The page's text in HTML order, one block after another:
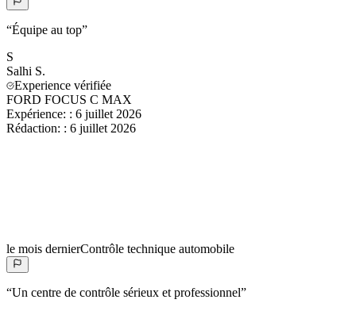
“Équipe au top”
S
Salhi S.
Experience vérifiée
FORD FOCUS C MAX
Expérience: : 6 juillet 2026
Rédaction: : 6 juillet 2026
le mois dernierContrôle technique automobile
“Un centre de contrôle sérieux et professionnel”